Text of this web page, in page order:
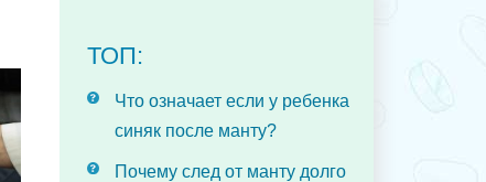
ТОП:
Что означает если у ребенка
синяк после манту?
Почему след от манту долго